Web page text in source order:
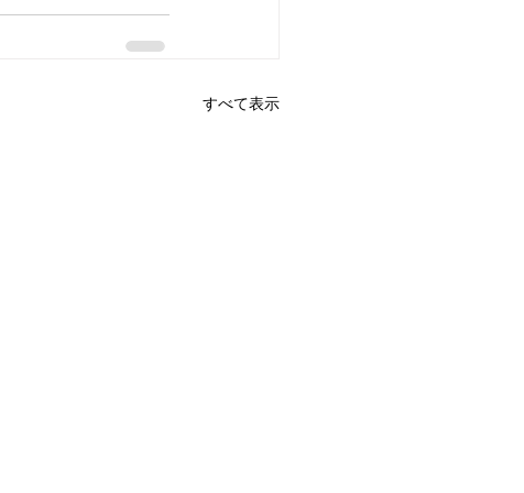
すべて表示